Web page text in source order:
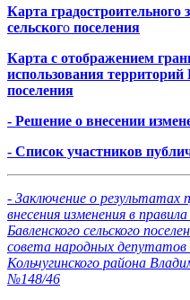
Карта градостроительного
сельского поселения
Карта с отображением
использования территорий
поселения
- Решение о внесении
- Список участников
- Заключение о результатах
внесения изменения в
Бавленского сельского
совета народных депутатов
Кольчугинского района
№148/46